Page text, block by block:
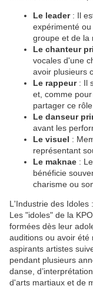
Le leader: Il
expérimenté
groupe et de la
Le chanteur
vocales d'une
avoir plusieurs
Le rappeur: Il
et, comme
partager ce rôle.
Le danseur
avant les
Le visuel :
représentant
Le maknae :
bénéficie
charisme ou
L'Industrie des Idoles
Les "idoles" de la
formées dès leur
auditions ou avoir
aspirants artistes
pendant plusieurs
danse,
d'arts martiaux et de